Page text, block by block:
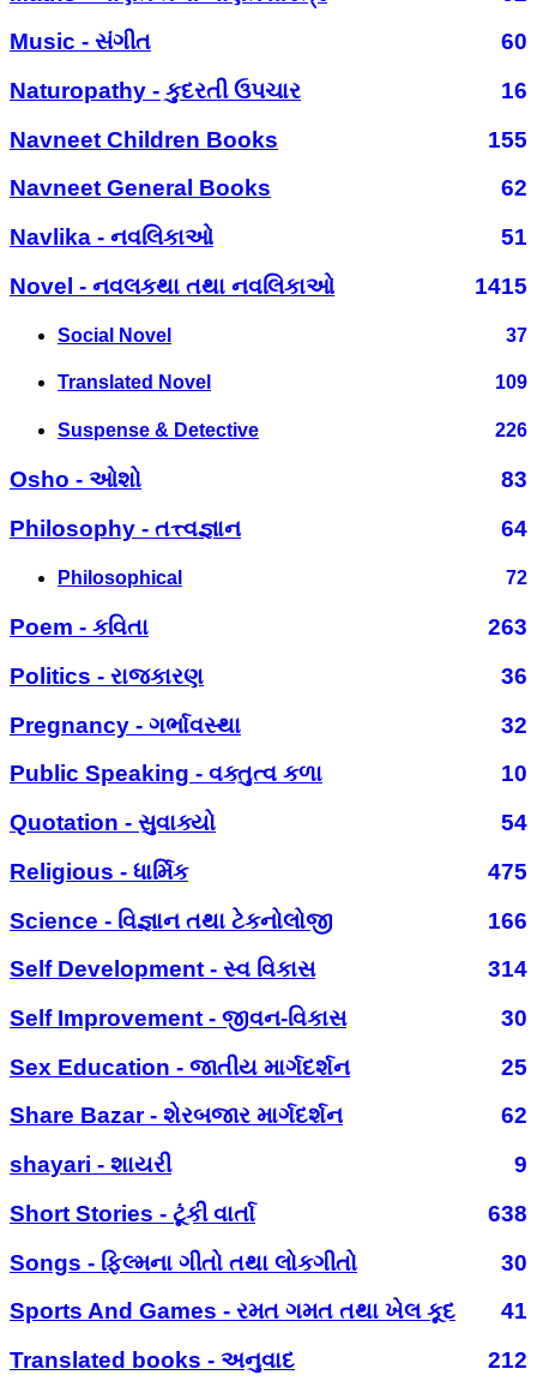
Music - સંગીત
60
Naturopathy - કુદરતી ઉપચાર
16
Navneet Children Books
155
Navneet General Books
62
Navlika - નવલિકાઓ
51
Novel - નવલકથા તથા નવલિકાઓ
1415
Social Novel 37
Translated Novel 109
Suspense & Detective 226
Osho - ઓશો
83
Philosophy - તત્ત્વજ્ઞાન
64
Philosophical 72
Poem - કવિતા
263
Politics - રાજકારણ
36
Pregnancy - ગર્ભાવસ્થા
32
Public Speaking - વક્તુત્વ કળા
10
Quotation - સુવાક્યો
54
Religious - ધાર્મિક
475
Science - વિજ્ઞાન તથા ટેકનોલોજી
166
Self Development - સ્વ વિકાસ
314
Self Improvement - જીવન-વિકાસ
30
Sex Education - જાતીય માર્ગદર્શન
25
Share Bazar - શેરબજાર માર્ગદર્શન
62
shayari - શાયરી
9
Short Stories - ટૂંકી વાર્તા
638
Songs - ફિલ્મના ગીતો તથા લોકગીતો
30
Sports And Games - રમત ગમત તથા ખેલ કૂદ
41
Translated books - અનુવાદ
212